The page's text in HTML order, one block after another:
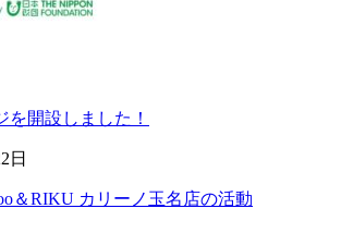
を開設しました！
日
＆RIKU カリーノ玉名店の活動